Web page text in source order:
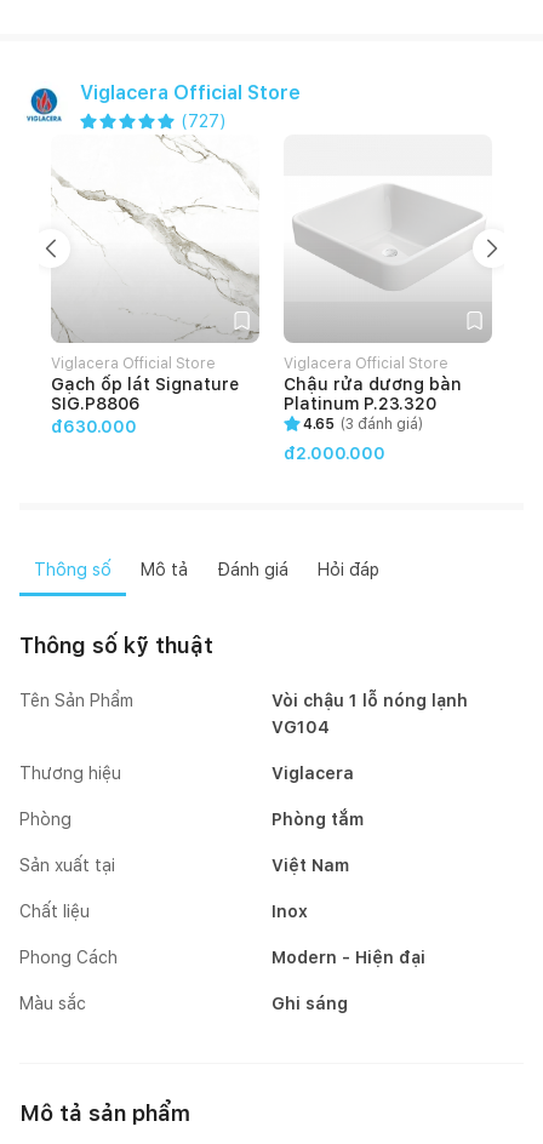
Viglacera Official Store
(727)
Viglacera Official Store
Gạch ốp lát Signature
SIG.P8806
đ630.000
Viglacera Official Store
Chậu rửa dương bàn
Platinum P.23.320
4.65 (3 đánh giá)
đ2.000.000
Thông số Mô tả Đánh giá Hỏi đáp
Thông số kỹ thuật
Tên Sản Phẩm
Vòi chậu 1 lỗ nóng lạnh
VG104
Thương hiệu Viglacera
Phòng Phòng tắm
Sản xuất tại Việt Nam
Chất liệu Inox
Phong Cách Modern - Hiện đại
Màu sắc Ghi sáng
Mô tả sản phẩm